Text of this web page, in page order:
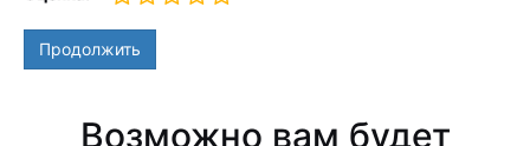
Продолжить
Возможно вам будет